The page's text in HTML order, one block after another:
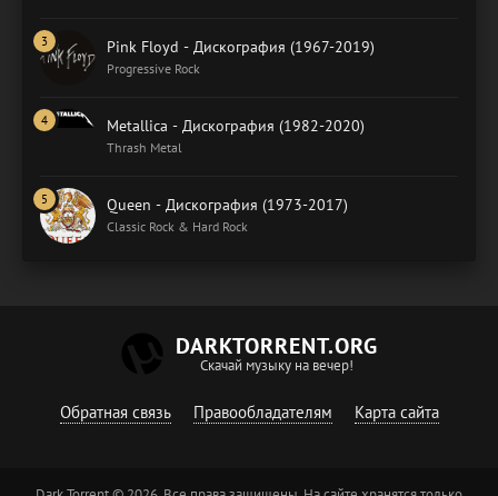
Pink Floyd - Дискография (1967-2019)
Progressive Rock
Metallica - Дискография (1982-2020)
Thrash Metal
Queen - Дискография (1973-2017)
Classic Rock & Hard Rock
DARKTORRENT.ORG
Скачай музыку на вечер!
Обратная связь Правообладателям Карта сайта